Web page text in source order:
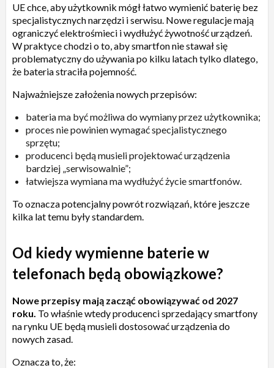
UE chce, aby użytkownik mógł łatwo wymienić baterię bez
specjalistycznych narzędzi i serwisu. Nowe regulacje mają
ograniczyć elektrośmieci i wydłużyć żywotność urządzeń.
W praktyce chodzi o to, aby smartfon nie stawał się
problematyczny do używania po kilku latach tylko dlatego,
że bateria straciła pojemność.
Najważniejsze założenia nowych przepisów:
bateria ma być możliwa do wymiany przez użytkownika;
proces nie powinien wymagać specjalistycznego
sprzętu;
producenci będą musieli projektować urządzenia
bardziej „serwisowalnie”;
łatwiejsza wymiana ma wydłużyć życie smartfonów.
To oznacza potencjalny powrót rozwiązań, które jeszcze
kilka lat temu były standardem.
Od kiedy wymienne baterie w
telefonach będą obowiązkowe?
Nowe przepisy mają zacząć obowiązywać od 2027
roku. To właśnie wtedy producenci sprzedający smartfony
na rynku UE będą musieli dostosować urządzenia do
nowych zasad.
Oznacza to, że: